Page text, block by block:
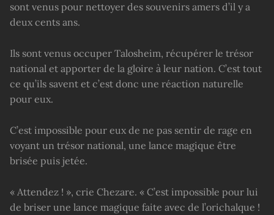
sont venus pour nettoyer des souvenirs amers d’il y a
deux cents ans.
Ils sont venus occuper Talosheim, récupérer le trésor
national et apporter de la gloire à leur nation. C’est tout
ce qu’ils savent et c’est donc une réaction naturelle
pour eux.
C’est impossible pour eux de ne pas sentir de rage en
voyant un trésor national, une lance magique être
brisée puis jetée.
« Attendez ! », crie Chezare. « C’est impossible pour lui
de briser une lance magique faite avec de l’orichalque !